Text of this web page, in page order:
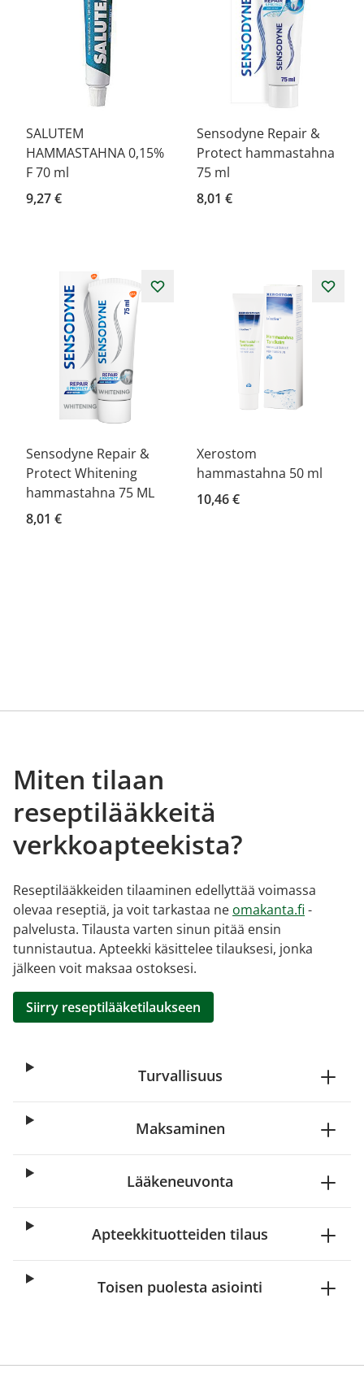
SALUTEM
HAMMASTAHNA 0,15%
F 70 ml
9,27 €
Sensodyne Repair &
Protect hammastahna
75 ml
8,01 €
Sensodyne Repair &
Protect Whitening
hammastahna 75 ML
8,01 €
Xerostom
hammastahna 50 ml
10,46 €
Miten tilaan
reseptilääkkeitä
verkkoapteekista?
Reseptilääkkeiden tilaaminen edellyttää voimassa
olevaa reseptiä, ja voit tarkastaa ne omakanta.fi -
palvelusta. Tilausta varten sinun pitää ensin
tunnistautua. Apteekki käsittelee tilauksesi, jonka
jälkeen voit maksaa ostoksesi.
Siirry reseptilääketilaukseen
Turvallisuus
Maksaminen
Lääkeneuvonta
Apteekkituotteiden tilaus
Toisen puolesta asiointi